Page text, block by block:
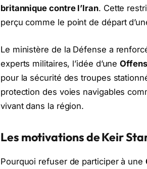
britannique contre l’Iran. Cette
perçu comme le point de départ
Le ministère de la Défense a
experts militaires, l’idée d’une
pour la sécurité des troupes
protection des voies navigables
vivant dans la région.
Les motivations de Keir
Pourquoi refuser de participer à une